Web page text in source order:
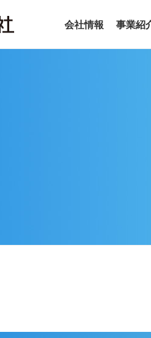
会社情報 事業紹